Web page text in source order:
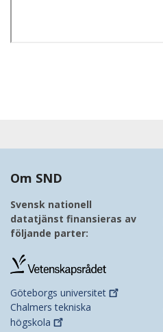
Om SND
Svensk nationell
datatjänst finansieras av
följande parter:
Göteborgs universitet
Chalmers tekniska
högskola